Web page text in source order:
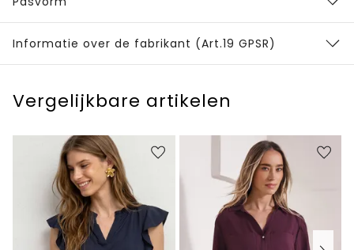
Informatie over de fabrikant (Art.19 GPSR)
Vergelijkbare artikelen